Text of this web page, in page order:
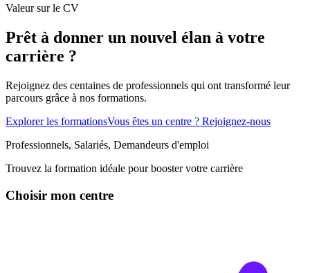
Valeur sur le CV
Prêt à donner un nouvel élan à votre
carrière ?
Rejoignez des centaines de professionnels qui ont transformé leur
parcours grâce à nos formations.
Explorer les formationsVous êtes un centre ? Rejoignez-nous
Professionnels, Salariés, Demandeurs d'emploi
Trouvez la formation idéale pour booster votre carrière
Choisir mon centre